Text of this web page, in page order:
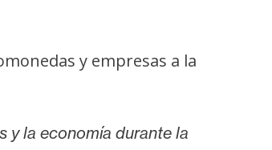
y empresas a la
y la economía durante la